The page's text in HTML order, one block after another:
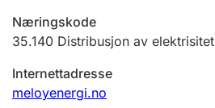
Offentlig sektor
Andre tema
Næringskode
35.140 Distribusjon av elektrisitet
Internettadresse
meloyenergi.no